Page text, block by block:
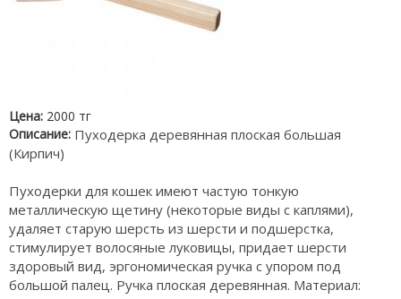
Цена: 2000 тг
Описание: Пуходерка деревянная плоская большая
(Кирпич)
Пуходерки для кошек имеют частую тонкую
металлическую щетину (некоторые виды с каплями),
удаляет старую шерсть из шерсти и подшерстка,
стимулирует волосяные луковицы, придает шерсти
здоровый вид, эргономическая ручка с упором под
большой палец. Ручка плоская деревянная. Материал: